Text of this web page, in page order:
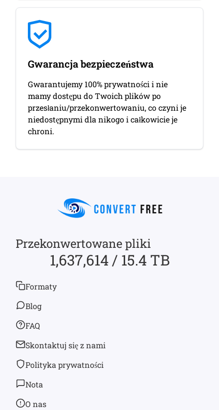
Gwarancja bezpieczeństwa
Gwarantujemy 100% prywatności i nie
mamy dostępu do Twoich plików po
przesłaniu/przekonwertowaniu, co czyni je
niedostępnymi dla nikogo i całkowicie je
chroni.
Przekonwertowane pliki
1,637,614 / 15.4 TB
Formaty
Blog
FAQ
Skontaktuj się z nami
Polityka prywatności
Nota
O nas